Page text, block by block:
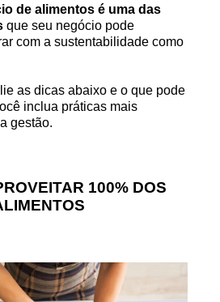
de alimentos é uma das
que seu negócio pode
com a sustentabilidade como
as dicas abaixo e o que pode
inclua práticas mais
gestão.
100% DOS